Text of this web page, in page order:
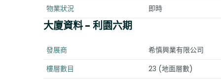
物業狀況
即時
大廈資料- 利園六期
發展商
希慎興業有限公司
樓層數目
23 (地面層數)